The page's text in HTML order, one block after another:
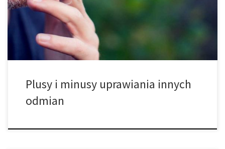
odpowiedniego przygotowania z pewnością nie jest to tak
trudne, jak może się wydawać. Kiedy zamierzasz uprawiać
cannabis pod […]
Plusy i minusy uprawiania innych
odmian